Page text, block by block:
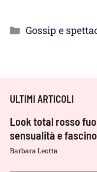
Categorie
Gossip e
ULTIMI ARTICOLI
Look total rosso
sensualità e
Barbara Leotta